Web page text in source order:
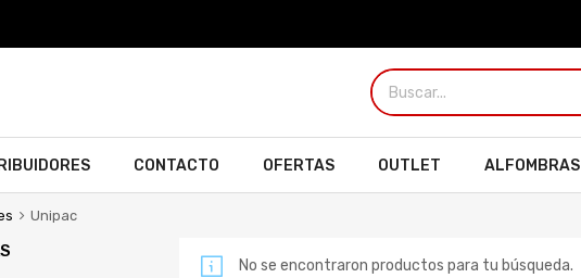
CONTACTO OFERTAS OUTLET ALFOMBRAS
Unipac
No se encontraron productos para tu búsqueda.